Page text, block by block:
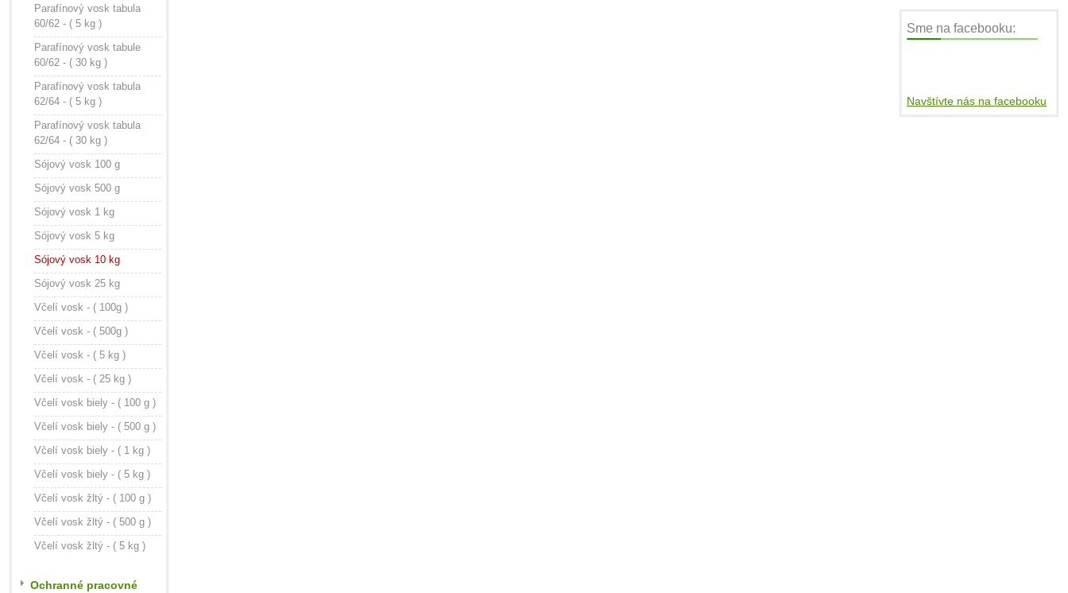
Parafínový vosk tabula
60/62 - ( 5 kg )
Parafínový vosk tabule
60/62 - ( 30 kg )
Parafínový vosk tabula
62/64 - ( 5 kg )
Parafínový vosk tabula
62/64 - ( 30 kg )
Sójový vosk 100 g
Sójový vosk 500 g
Sójový vosk 1 kg
Sójový vosk 5 kg
Sójový vosk 10 kg
Sójový vosk 25 kg
Včelí vosk - ( 100g )
Včelí vosk - ( 500g )
Včelí vosk - ( 5 kg )
Včelí vosk - ( 25 kg )
Včelí vosk biely - ( 100 g )
Včelí vosk biely - ( 500 g )
Včelí vosk biely - ( 1 kg )
Včelí vosk biely - ( 5 kg )
Včelí vosk žltý - ( 100 g )
Včelí vosk žltý - ( 500 g )
Včelí vosk žltý - ( 5 kg )
Ochranné pracovné
Sme na facebooku:
Navštívte nás na facebooku